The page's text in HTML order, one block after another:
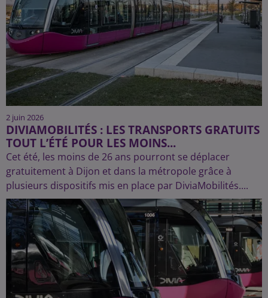
2 juin 2026
DIVIAMOBILITÉS : LES TRANSPORTS GRATUITS
TOUT L’ÉTÉ POUR LES MOINS...
Cet été, les moins de 26 ans pourront se déplacer
gratuitement à Dijon et dans la métropole grâce à
plusieurs dispositifs mis en place par DiviaMobilités....